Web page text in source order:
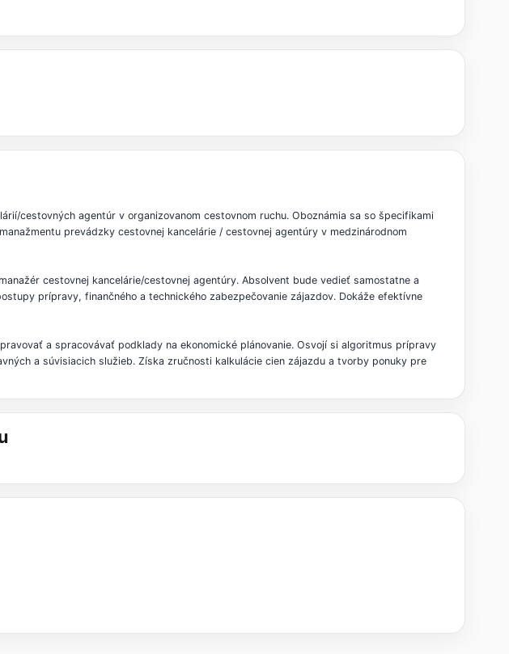
cestovných agentúr v organizovanom cestovnom ruchu. Oboznámia sa so špecifikami
prevádzky cestovnej kancelárie / cestovnej agentúry v medzinárodnom
cestovnej kancelárie/cestovnej agentúry. Absolvent bude vedieť samostatne a
prípravy, finančného a technického zabezpečovanie zájazdov. Dokáže efektívne
a spracovávať podklady na ekonomické plánovanie. Osvojí si algoritmus prípravy
a súvisiacich služieb. Získa zručnosti kalkulácie cien zájazdu a tvorby ponuky pre